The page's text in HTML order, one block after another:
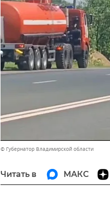
© Губернатор Владимирской области
Читать в МАКС